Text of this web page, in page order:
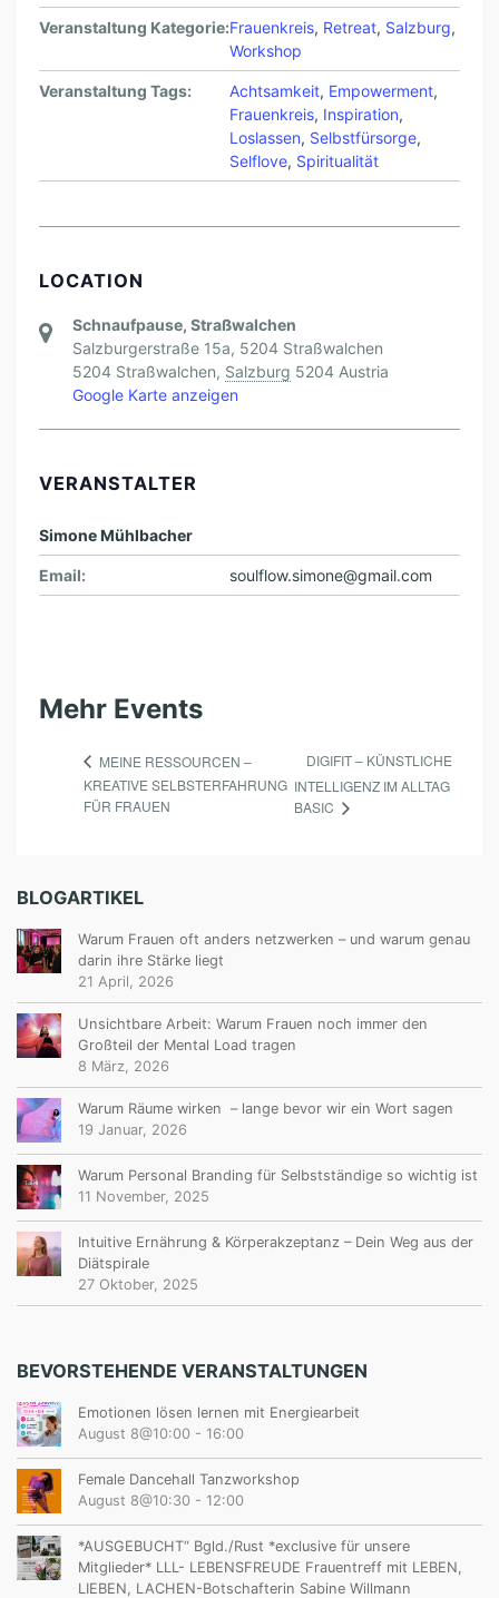
Veranstaltung Kategorie:Frauenkreis, Retreat, Salzburg,
Workshop
Veranstaltung Tags: Achtsamkeit, Empowerment,
Frauenkreis, Inspiration,
Loslassen, Selbstfürsorge,
Selflove, Spiritualität
LOCATION
Schnaufpause, Straßwalchen
Salzburgerstraße 15a, 5204 Straßwalchen
5204 Straßwalchen, Salzburg 5204 Austria
Google Karte anzeigen
VERANSTALTER
Simone Mühlbacher
Email: soulflow.simone@gmail.com
Mehr Events
MEINE RESSOURCEN –
KREATIVE SELBSTERFAHRUNG
FÜR FRAUEN
DIGIFIT – KÜNSTLICHE
INTELLIGENZ IM ALLTAG
BASIC
BLOGARTIKEL
Warum Frauen oft anders netzwerken – und warum genau
darin ihre Stärke liegt
21 April, 2026
Unsichtbare Arbeit: Warum Frauen noch immer den
Großteil der Mental Load tragen
8 März, 2026
Warum Räume wirken – lange bevor wir ein Wort sagen
19 Januar, 2026
Warum Personal Branding für Selbstständige so wichtig ist
11 November, 2025
Intuitive Ernährung & Körperakzeptanz – Dein Weg aus der
Diätspirale
27 Oktober, 2025
BEVORSTEHENDE VERANSTALTUNGEN
Emotionen lösen lernen mit Energiearbeit
August 8@10:00 - 16:00
Female Dancehall Tanzworkshop
August 8@10:30 - 12:00
*AUSGEBUCHT“ Bgld./Rust *exclusive für unsere
Mitglieder* LLL- LEBENSFREUDE Frauentreff mit LEBEN,
LIEBEN, LACHEN-Botschafterin Sabine Willmann